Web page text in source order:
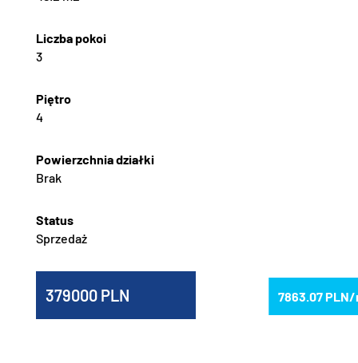
3
4
Brak
Sprzedaż
379000 7863.07